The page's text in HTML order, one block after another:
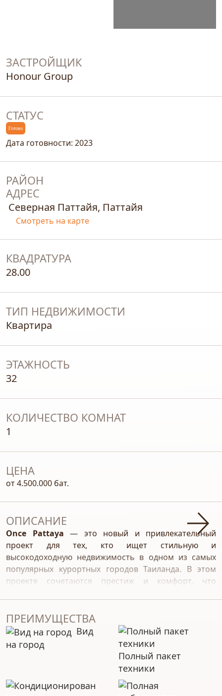
ЗАСТРОЙЩИК
Honour Group
СТАТУС
Готово
Дата готовности: 2023
РАЙОН
АДРЕС
Северная Паттайя, Паттайя
Смотреть на карте
КВАДРАТУРА
28.00
ТИП НЕДВИЖИМОСТИ
Квартира
ЭТАЖНОСТЬ
32
КОЛИЧЕСТВО КОМНАТ
1
ЦЕНА
от 4.500.000 бат.
ОПИСАНИЕ
Once Pattaya — это новый и привлекательный
проект для тех, кто ищет стильную и
высокодоходную недвижимость в одном из самых
популярных курортных городов Таиланда. В этом
проекте сочетаются престиж и комфорт, что
полезны для потенциальных покупателей:
Ключевые особенности Once
Pattaya Wongamat
Доходность от инвестиций :
Застройщик гарантирует владельцам квартир
доходность от 6% годовых в течение минимум
ПРЕИМУЩЕСТВА
Вид
на город
Полный пакет
техники